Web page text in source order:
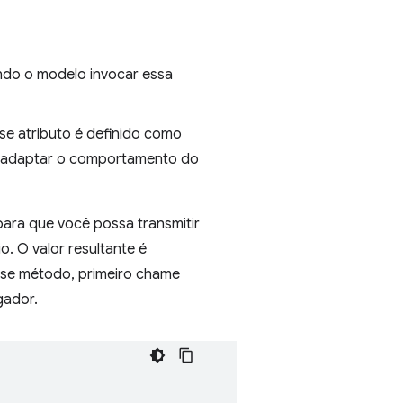
o modelo invocar essa
atributo é definido como
o comportamento do
que você possa transmitir
O valor resultante é
método, primeiro chame